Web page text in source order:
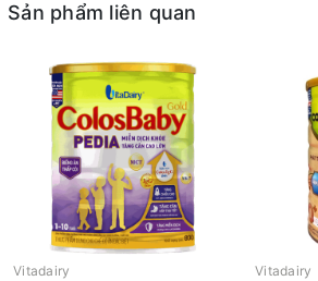
Sản phẩm liên quan
Vitadairy Vitadairy